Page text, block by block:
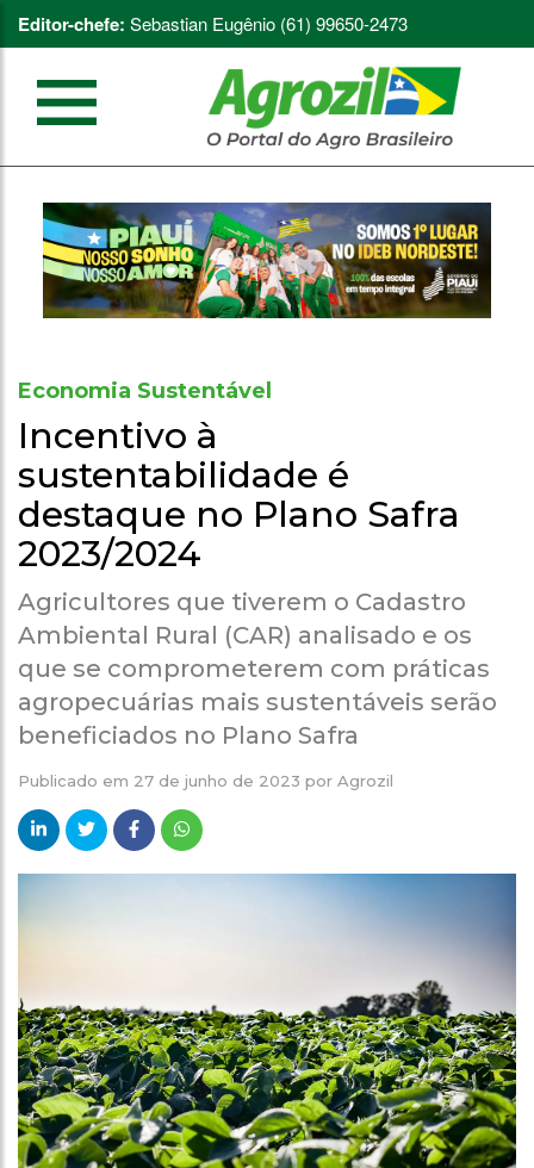
Editor-chefe: Sebastian Eugênio (61) 99650-2473
Economia Sustentável
Incentivo à
sustentabilidade é
destaque no Plano Safra
2023/2024
Agricultores que tiverem o Cadastro
Ambiental Rural (CAR) analisado e os
que se comprometerem com práticas
agropecuárias mais sustentáveis serão
beneficiados no Plano Safra
Publicado em 27 de junho de 2023 por Agrozil